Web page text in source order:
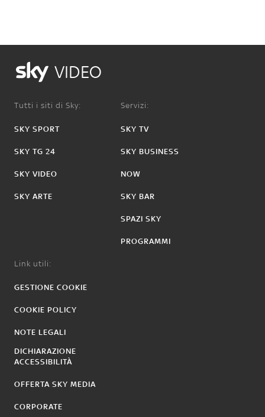
VIDEO
Tutti i siti di Sky:
SKY SPORT
SKY TG 24
SKY VIDEO
SKY ARTE
Servizi:
SKY TV
SKY BUSINESS
NOW
SKY BAR
SPAZI SKY
PROGRAMMI
Link utili:
GESTIONE COOKIE
COOKIE POLICY
NOTE LEGALI
DICHIARAZIONE
ACCESSIBILITÀ
OFFERTA SKY MEDIA
CORPORATE